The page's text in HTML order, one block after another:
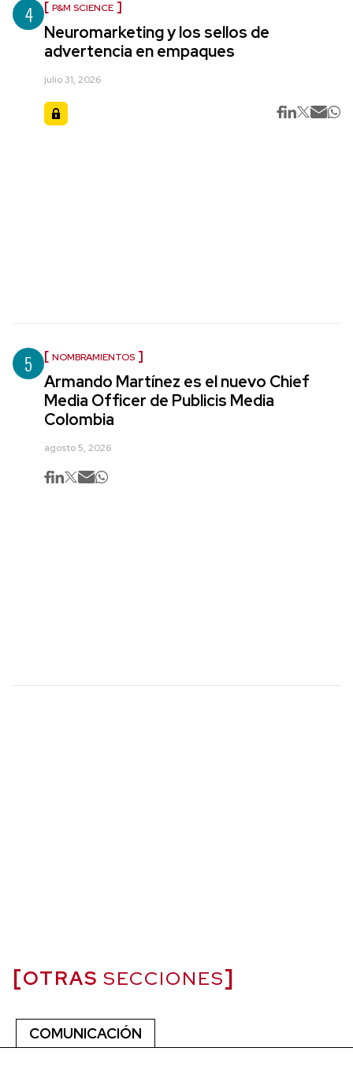
4 P&M SCIENCE
Neuromarketing y los sellos de
advertencia en empaques
julio 31, 2026
5 NOMBRAMIENTOS
Armando Martínez es el nuevo Chief
Media Officer de Publicis Media
Colombia
agosto 5, 2026
OTRAS SECCIONES
COMUNICACIÓN